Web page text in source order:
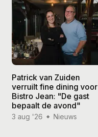
Patrick van Zuiden
verruilt fine dining voor
Bistro Jean: "De gast
bepaalt de avond"
3 aug '26 Nieuws